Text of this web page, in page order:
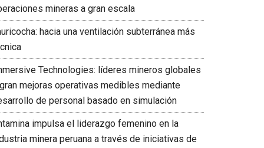
mineras a gran escala
hacia una ventilación subterránea más
Technologies: líderes mineros globales
mejoras operativas medibles mediante
de personal basado en simulación
impulsa el liderazgo femenino en la
minera peruana a través de iniciativas de